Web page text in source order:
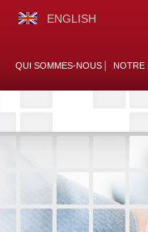
ENGLISH
QUI SOMMES-NOUS NOTRE